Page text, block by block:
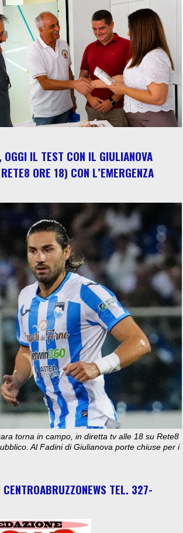
OGGI IL TEST CON IL GIULIANOVA
ORE 18) CON L’EMERGENZA
torna in campo, in diretta tv alle 18 su Rete8
Al Fadini di Giulianova porte chiuse per i
CENTROABRUZZONEWS TEL. 327-